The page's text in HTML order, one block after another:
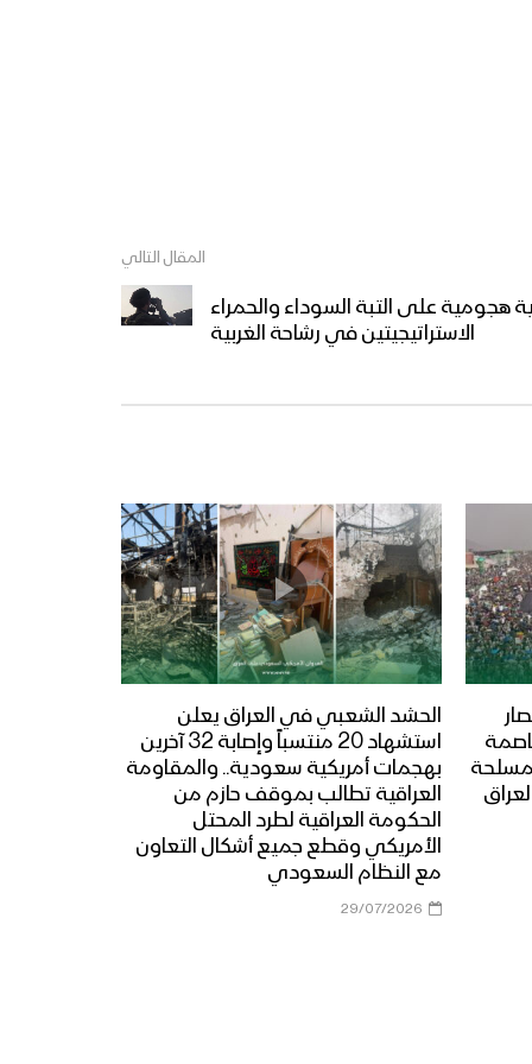
المقال التالي
هجومية على التبة السوداء والحمراء
الاستراتيجيتين في رشاحة الغربية
الحشد الشعبي في العراق يعلن
استشهاد 20 منتسباً وإصابة 32 آخرين
بهجمات أمريكية سعودية.. والمقاومة
العراقية تطالب بموقف حازم من
الحكومة العراقية لطرد المحتل
الأمريكي وقطع جميع أشكال التعاون
مع النظام السعودي
29/07/2026